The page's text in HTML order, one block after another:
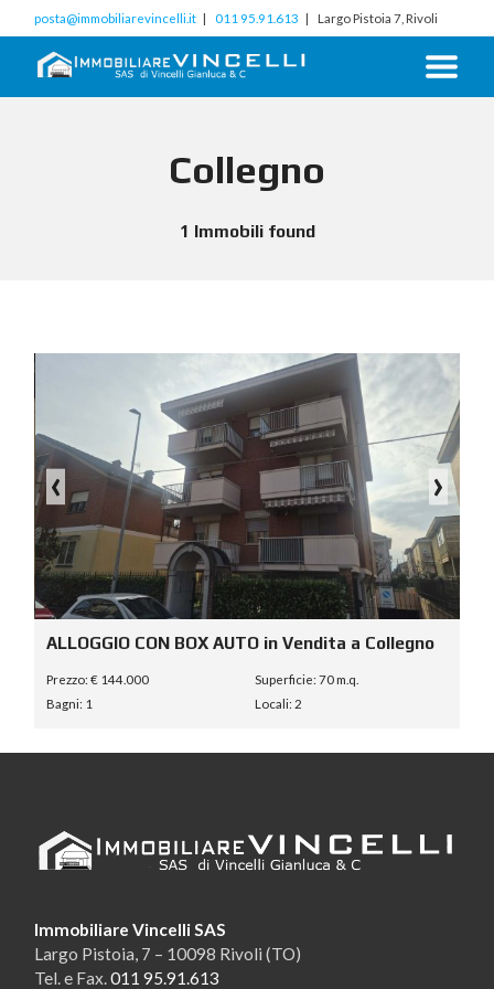
posta@immobiliarevincelli.it 011 95.91.613 Largo Pistoia 7, Rivoli
Collegno
1 Immobili found
ALLOGGIO CON BOX AUTO in Vendita a Collegno
Prezzo: € 144.000
Superficie: 70 m.q.
Bagni: 1
Locali: 2
Immobiliare Vincelli SAS
Largo Pistoia, 7 – 10098 Rivoli (TO)
Tel. e Fax.011 95.91.613